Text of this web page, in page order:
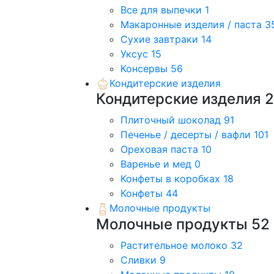
Все для выпечки 1
Макаронные изделия / паста
Сухие завтраки 14
Уксус 15
Консервы 56
Кондитерские изделия
Кондитерские изделия
Плиточный шоколад 91
Печенье / десерты / вафли 101
Ореховая паста 10
Варенье и мед 0
Конфеты в коробках 18
Конфеты 44
Молочные продукты
Молочные продукты 52
Растительное молоко 32
Сливки 9